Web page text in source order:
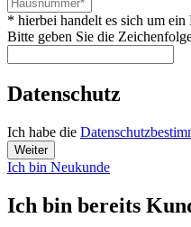
* hierbei handelt es sich um
Bitte geben Sie die
Datenschutz
Ich habe die
Weiter
Ich bin Neukunde
Ich bin bereits